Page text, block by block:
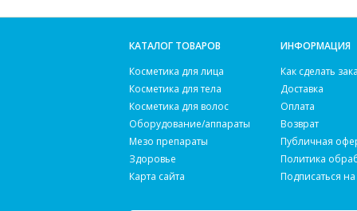
КАТАЛОГ ТОВАРОВ
Косметика для лица
Косметика для тела
Косметика для волос
Оборудование/аппараты
Мезо препараты
Здоровье
Карта сайта
ИНФОРМАЦИЯ
Как сделать
Доставка
Оплата
Возврат
Публичная
Политика
Подписаться